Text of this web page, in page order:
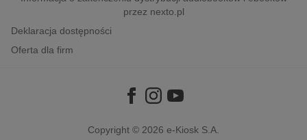
przez nexto.pl
Deklaracja dostępności
Oferta dla firm
Copyright © 2026 e-Kiosk S.A.